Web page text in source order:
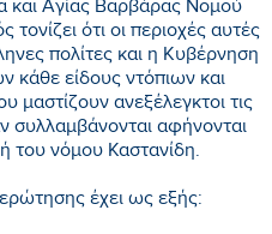
Αγίας Βαρβάρας Νομού
ότι οι περιοχές αυτές
πολίτες και η Κυβέρνηση
κάθε είδους ντόπιων και
μαστίζουν ανεξέλεγκτοι τις
συλλαμβάνονται αφήνονται
του νόμου Καστανίδη.
έχει ως εξής: